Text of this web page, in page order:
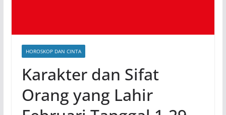
HOROSKOP DAN CINTA
Karakter dan Sifat
Orang yang Lahir